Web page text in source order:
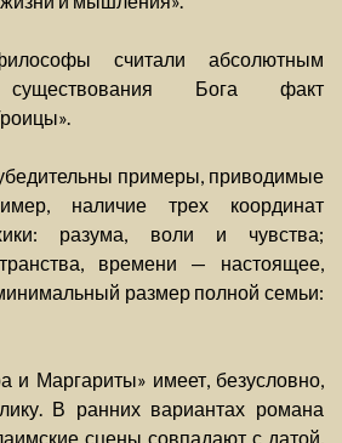
считали абсолютным
существования Бога факт
примеры, приводимые
наличие трех координат
разума, воли и чувства;
времени — настоящее,
размер полной семьи:
и Маргариты» имеет, безусловно,
В ранних вариантах романа
сцены совпадают с датой,